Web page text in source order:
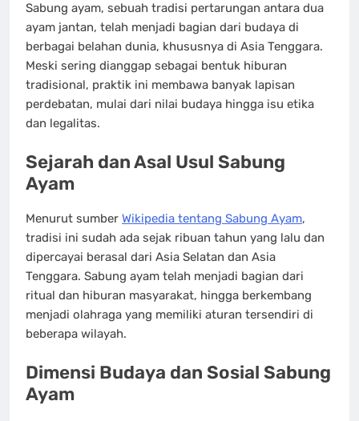
Sabung ayam, sebuah tradisi pertarungan antara dua
ayam jantan, telah menjadi bagian dari budaya di
berbagai belahan dunia, khususnya di Asia Tenggara.
Meski sering dianggap sebagai bentuk hiburan
tradisional, praktik ini membawa banyak lapisan
perdebatan, mulai dari nilai budaya hingga isu etika
dan legalitas.
Sejarah dan Asal Usul Sabung
Ayam
Menurut sumber Wikipedia tentang Sabung Ayam,
tradisi ini sudah ada sejak ribuan tahun yang lalu dan
dipercayai berasal dari Asia Selatan dan Asia
Tenggara. Sabung ayam telah menjadi bagian dari
ritual dan hiburan masyarakat, hingga berkembang
menjadi olahraga yang memiliki aturan tersendiri di
beberapa wilayah.
Dimensi Budaya dan Sosial Sabung
Ayam